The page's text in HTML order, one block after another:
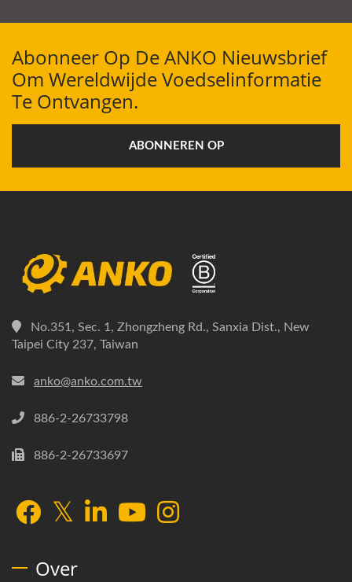
Abonneer Op De ANKO Nieuwsbrief
Om Wereldwijde Voedselinformatie
Te Ontvangen.
ABONNEREN OP
No.351, Sec. 1, Zhongzheng Rd., Sanxia Dist., New
Taipei City 237, Taiwan
anko@anko.com.tw
886-2-26733798
886-2-26733697
Over